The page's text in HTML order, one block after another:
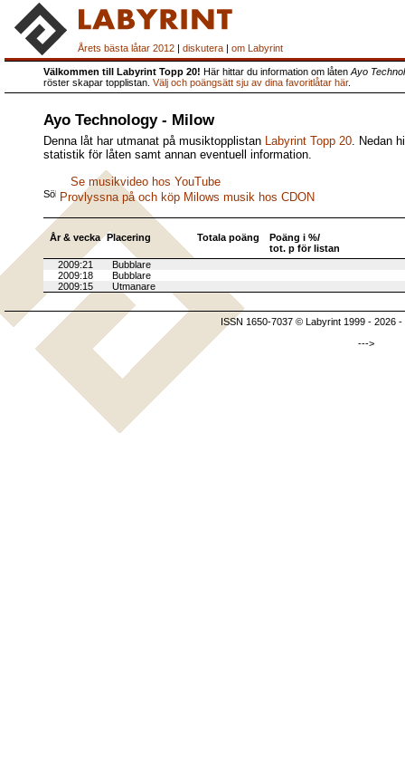
Årets bästa låtar 2012 | diskutera | om Labyrint
Välkommen till Labyrint Topp 20! Här hittar du information om låten Ayo
röster skapar topplistan. Välj och poängsätt sju av dina favoritlåtar här.
Ayo Technology - Milow
Denna låt har utmanat på musiktopplistan Labyrint Topp 20. Nedan
statistik för låten samt annan eventuell information.
Se musikvideo hos YouTube
Provlyssna på och köp Milows musik hos CDON
År & vecka Placering Totala poäng
Poäng i %/
tot. p för listan
2009:21
Bubblare
2009:18
Bubblare
2009:15
Utmanare
ISSN 1650-7037 © Labyrint 1999 - 2026 -
--->